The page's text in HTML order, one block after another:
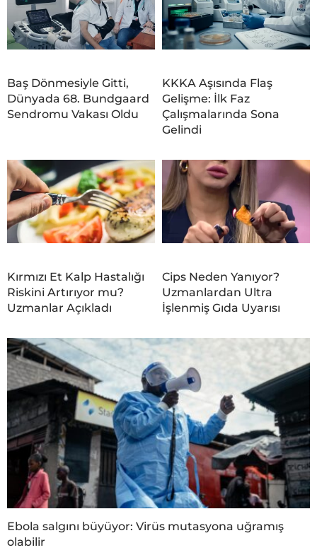
Baş Dönmesiyle Gitti,
Dünyada 68. Bundgaard
Sendromu Vakası Oldu
KKKA Aşısında Flaş
Gelişme: İlk Faz
Çalışmalarında Sona
Gelindi
Kırmızı Et Kalp Hastalığı
Riskini Artırıyor mu?
Uzmanlar Açıkladı
Cips Neden Yanıyor?
Uzmanlardan Ultra
İşlenmiş Gıda Uyarısı
Ebola salgını büyüyor: Virüs mutasyona uğramış
olabilir